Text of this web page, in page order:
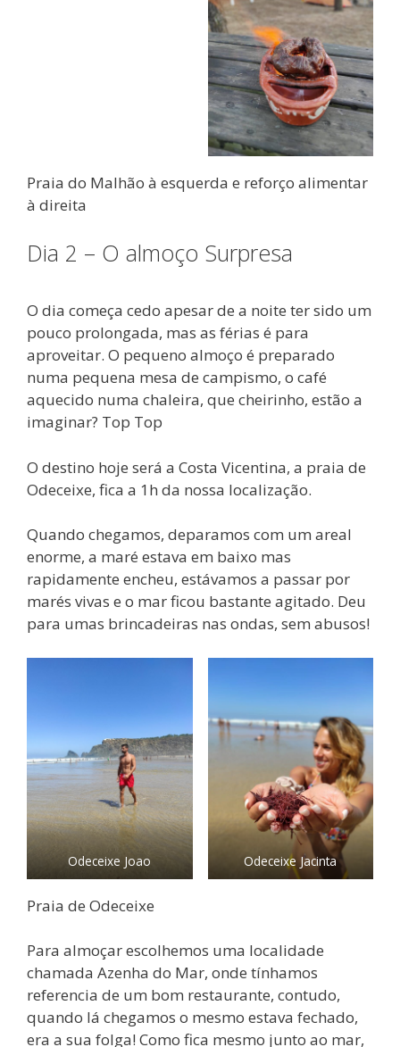
Praia do Malhão à esquerda e reforço alimentar
à direita
Dia 2 – O almoço Surpresa
O dia começa cedo apesar de a noite ter sido um
pouco prolongada, mas as férias é para
aproveitar. O pequeno almoço é preparado
numa pequena mesa de campismo, o café
aquecido numa chaleira, que cheirinho, estão a
imaginar? Top Top
O destino hoje será a Costa Vicentina, a praia de
Odeceixe, fica a 1h da nossa localização.
Quando chegamos, deparamos com um areal
enorme, a maré estava em baixo mas
rapidamente encheu, estávamos a passar por
marés vivas e o mar ficou bastante agitado. Deu
para umas brincadeiras nas ondas, sem abusos!
Odeceixe Joao Odeceixe Jacinta
Praia de Odeceixe
Para almoçar escolhemos uma localidade
chamada Azenha do Mar, onde tínhamos
referencia de um bom restaurante, contudo,
quando lá chegamos o mesmo estava fechado,
era a sua folga! Como fica mesmo junto ao mar,